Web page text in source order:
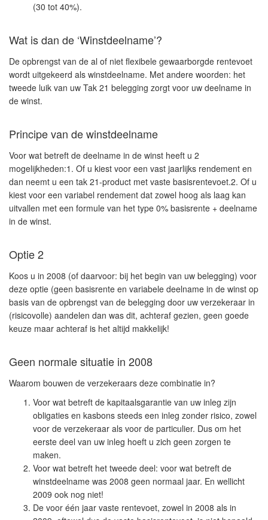
(30 tot 40%).
Wat is dan de ‘Winstdeelname’?
De opbrengst van de al of niet flexibele gewaarborgde rentevoet
wordt uitgekeerd als winstdeelname. Met andere woorden: het
tweede luik van uw Tak 21 belegging zorgt voor uw deelname in
de winst.
Principe van de winstdeelname
Voor wat betreft de deelname in de winst heeft u 2
mogelijkheden:1. Of u kiest voor een vast jaarlijks rendement en
dan neemt u een tak 21-product met vaste basisrentevoet.2. Of u
kiest voor een variabel rendement dat zowel hoog als laag kan
uitvallen met een formule van het type 0% basisrente + deelname
in de winst.
Optie 2
Koos u in 2008 (of daarvoor: bij het begin van uw belegging) voor
deze optie (geen basisrente en variabele deelname in de winst op
basis van de opbrengst van de belegging door uw verzekeraar in
(risicovolle) aandelen dan was dit, achteraf gezien, geen goede
keuze maar achteraf is het altijd makkelijk!
Geen normale situatie in 2008
Waarom bouwen de verzekeraars deze combinatie in?
Voor wat betreft de kapitaalsgarantie van uw inleg zijn
obligaties en kasbons steeds een inleg zonder risico, zowel
voor de verzekeraar als voor de particulier. Dus om het
eerste deel van uw inleg hoeft u zich geen zorgen te
maken.
Voor wat betreft het tweede deel: voor wat betreft de
winstdeelname was 2008 geen normaal jaar. En wellicht
2009 ook nog niet!
De voor één jaar vaste rentevoet, zowel in 2008 als in